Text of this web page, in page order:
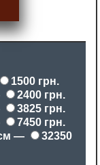
1500 грн.
2400 грн.
3825 грн.
7450 грн.
—
32350